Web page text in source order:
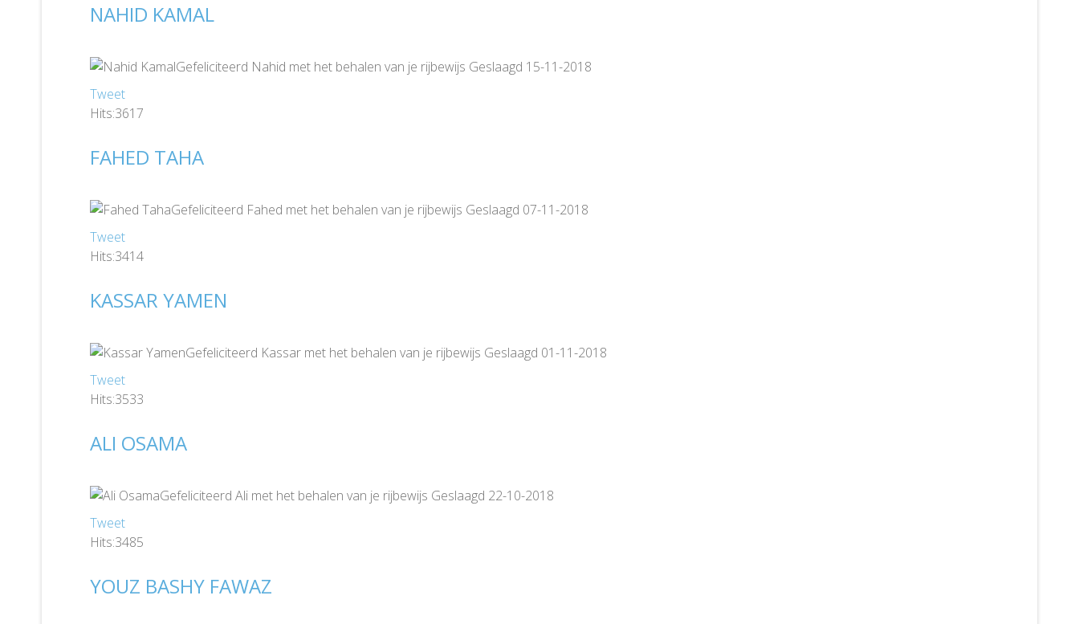
NAHID KAMAL
Gefeliciteerd Nahid met het behalen van je rijbewijs Geslaagd 15-11-2018
Tweet
Hits:3617
FAHED TAHA
Gefeliciteerd Fahed met het behalen van je rijbewijs Geslaagd 07-11-2018
Tweet
Hits:3414
KASSAR YAMEN
Gefeliciteerd Kassar met het behalen van je rijbewijs Geslaagd 01-11-2018
Tweet
Hits:3533
ALI OSAMA
Gefeliciteerd Ali met het behalen van je rijbewijs Geslaagd 22-10-2018
Tweet
Hits:3485
YOUZ BASHY FAWAZ